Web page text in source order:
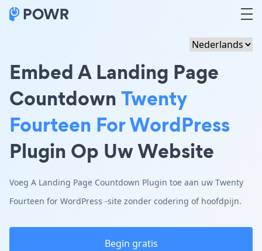
Embed A Landing Page
CountdownTwenty
Fourteen For WordPress
Plugin Op Uw Website
Voeg A Landing Page Countdown Plugin toe aan uw Twenty
Fourteen for WordPress -site zonder codering of hoofdpijn.
Begin gratis